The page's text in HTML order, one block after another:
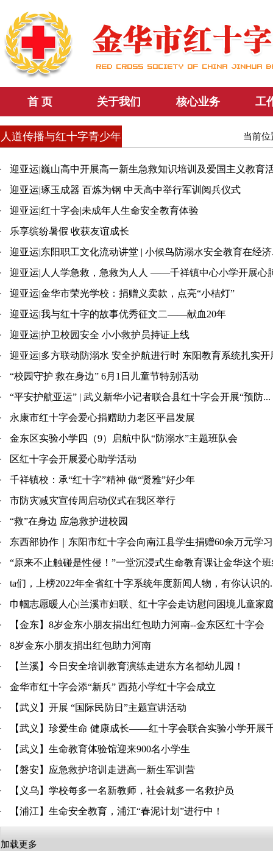
首 页 关于我们 核心业务 工
人道传播与红十字青少年 当前
迎亚运|巍山高中开展高一新生急救知识培训及爱国主义教育
迎亚运|琢玉成器 百炼为钢 中天高中举行军训阅兵仪式
迎亚运|红十字会|未成年人生命安全教育体验
乐享缤纷暑假 收获友谊成长
迎亚运|东阳职工文化流动讲堂 | 小候鸟防溺水安全教育在经济
迎亚运|人人学急救，急救为人人 ——千祥镇中心小学开展心
迎亚运|金华市荣光学校：捐赠义卖款，点亮“小桔灯”
迎亚运|我与红十字的故事优秀征文二——献血20年
迎亚运|护卫校园安全 小小救护员持证上线
迎亚运|多方联动防溺水 安全护航进行时 东阳教育系统扎实开
“校园守护 救在身边” 6月1日儿童节特别活动
“平安护航亚运” | 武义新华小记者联合县红十字会开展“预防...
永康市红十字会爱心捐赠助力老区平昌发展
金东区实验小学四（9）启航中队“防溺水”主题班队会
区红十字会开展爱心助学活动
千祥镇校：承“红十字”精神 做“贤雅”好少年
市防灾减灾宣传周启动仪式在我区举行
“救”在身边 应急救护进校园
东西部协作｜东阳市红十字会向南江县学生捐赠60余万元学
“原来不止触碰是性侵！”一堂沉浸式生命教育课让金华这个
ta们，上榜2022年全省红十字系统年度新闻人物，有你认识的
巾帼志愿暖人心|兰溪市妇联、红十字会走访慰问困境儿童家
【金东】8岁金东小朋友捐出红包助力河南--金东区红十字会
8岁金东小朋友捐出红包助力河南
【兰溪】今日安全培训教育演练走进东方名都幼儿园！
金华市红十字会添“新兵” 西苑小学红十字会成立
【武义】开展 “国际民防日”主题宣讲活动
【武义】珍爱生命 健康成长——红十字会联合实验小学开展
【武义】生命教育体验馆迎来900名小学生
【磐安】应急救护培训走进高一新生军训营
【义乌】学校每多一名新教师，社会就多一名救护员
【浦江】生命安全教育，浦江“春泥计划”进行中！
加载更多